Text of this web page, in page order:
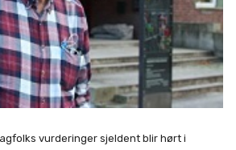
vurderinger sjeldent blir hørt i